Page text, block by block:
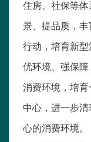
住房、社保等
景、提品质，
行动，培育新型
优环境、强保
消费环境，培
中心，进一步
心的消费环境。